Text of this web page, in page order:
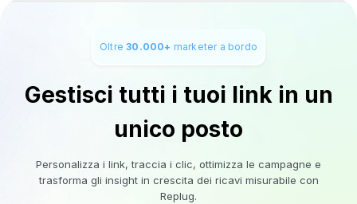
Oltre30.000+ marketer a bordo
Gestisci tutti i tuoi link in un
unico posto
Personalizza i link, traccia i clic, ottimizza le campagne e
trasforma gli insight in crescita dei ricavi misurabile con
Replug.